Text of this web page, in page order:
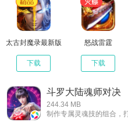
太古封魔录最新版
下载
怒战雷霆
下载
斗罗大陆魂师对决
244.34 MB
制作专属灵魂技的组合，